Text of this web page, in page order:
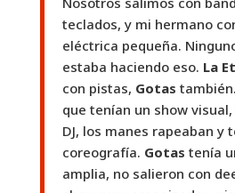
teclados, y mi hermano
eléctrica pequeña.
estaba haciendo eso. La
con pistas, Gotas
que tenían un show visual,
DJ, los manes rapeaban y
coreografía. Gotas tenía
amplia, no salieron con